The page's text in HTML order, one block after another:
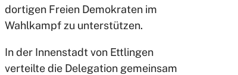
dortigen Freien Demokraten im
Wahlkampf zu unterstützen.
In der Innenstadt von Ettlingen
verteilte die Delegation gemeinsam